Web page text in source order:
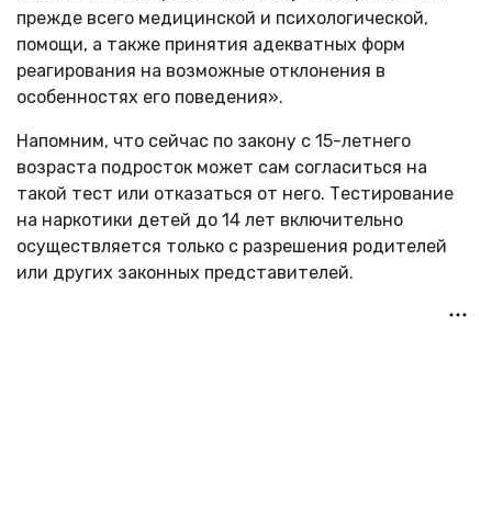
прежде всего медицинской и психологической,
помощи, а также принятия адекватных форм
реагирования на возможные отклонения в
особенностях его поведения».
Напомним, что сейчас по закону с 15-летнего
возраста подросток может сам согласиться на
такой тест или отказаться от него. Тестирование
на наркотики детей до 14 лет включительно
осуществляется только с разрешения родителей
или других законных представителей.